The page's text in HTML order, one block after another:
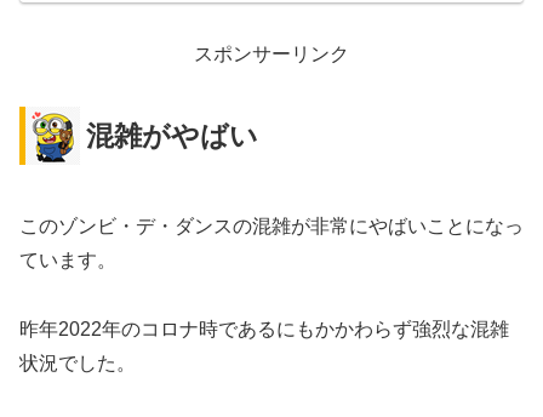
スポンサーリンク
混雑がやばい
このゾンビ・デ・ダンスの混雑が非常にやばいことになっ
ています。
昨年2022年のコロナ時であるにもかかわらず強烈な混雑
状況でした。